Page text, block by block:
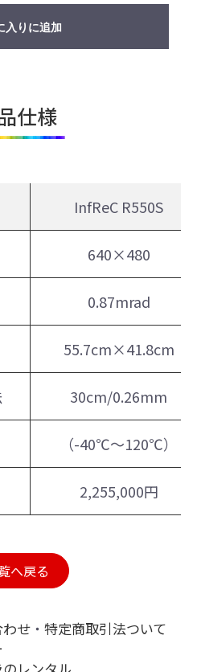
入りに追加
仕様
InfReC R550S
640×480
0.87mrad
55.7cm×41.8cm
30cm/0.26mm
（-40℃～120℃）
2,255,000円
へ戻る
せ
特定商取引法ついて